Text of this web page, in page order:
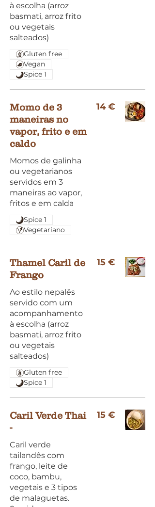
à escolha (arroz
basmati, arroz frito
ou vegetais
salteados)
Gluten free
Vegan
Spice 1
Momo de 3
maneiras no
vapor, frito e em
caldo
Momos de galinha
ou vegetarianos
servidos em 3
maneiras ao vapor,
fritos e em calda
14 €
Spice 1
Vegetariano
Thamel Caril de
Frango
Ao estilo nepalês
servido com um
acompanhamento
à escolha (arroz
basmati, arroz frito
ou vegetais
salteados)
15 €
Gluten free
Spice 1
Caril Verde Thai
-
Caril verde
tailandês com
frango, leite de
coco, bambu,
vegetais e 3 tipos
de malaguetas.
15 €